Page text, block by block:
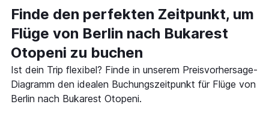
Finde den perfekten Zeitpunkt, um
Flüge von Berlin nach Bukarest
Otopeni zu buchen
Ist dein Trip flexibel? Finde in unserem Preisvorhersage-
Diagramm den idealen Buchungszeitpunkt für Flüge von
Berlin nach Bukarest Otopeni.